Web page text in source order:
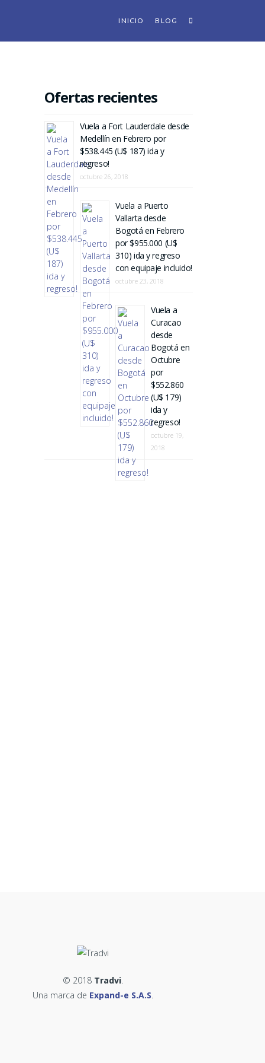
INICIO BLOG
Ofertas recientes
Vuela a Fort Lauderdale desde
Medellín en Febrero por
$538.445 (U$ 187) ida y
regreso!
octubre 26, 2018
Vuela a Puerto
Vallarta desde
Bogotá en Febrero
por $955.000 (U$
310) ida y regreso
con equipaje incluido!
octubre 23, 2018
Vuela a
Curacao
desde
Bogotá en
Octubre
por
$552.860
(U$ 179)
ida y
regreso!
octubre 19,
2018
© 2018 Tradvi.
Una marca de Expand-e S.A.S.